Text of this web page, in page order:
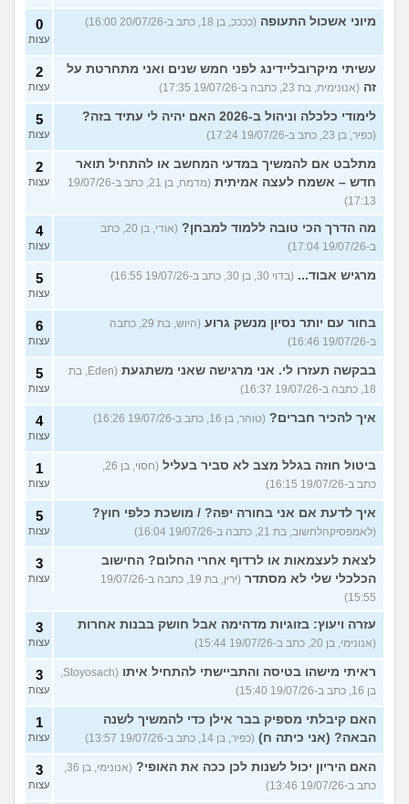
מיוני אשכול התעופה (ככככ, בן 18, כתב ב-20/07/26 16:00) 0
עצות
עשיתי מיקרובליידינג לפני חמש שנים ואני מתחרטת על
זה (אנונימית, בת 23, כתבה ב-19/07/26 17:35)
2
עצות
לימודי כלכלה וניהול ב-2026 האם יהיה לי עתיד בזה?
(כפיר, בן 23, כתב ב-19/07/26 17:24)
5
עצות
מתלבט אם להמשיך במדעי המחשב או להתחיל תואר
חדש – אשמח לעצה אמיתית
(מדמח, בן 21, כתב ב-19/07/26
17:13)
2
עצות
מה הדרך הכי טובה ללמוד למבחן?
(אודי, בן 20, כתב
ב-19/07/26 17:04)
4
עצות
מרגיש אבוד... (בדוי 30, בן 30, כתב ב-19/07/26 16:55) 5
עצות
בחור עם יותר נסיון מנשק גרוע
(היוש, בת 29, כתבה
ב-19/07/26 16:46)
6
עצות
בבקשה תעזרו לי. אני מרגישה שאני משתגעת
(Eden, בת
18, כתבה ב-19/07/26 16:37)
5
עצות
איך להכיר חברים? (טוהר, בן 16, כתב ב-19/07/26 16:26) 4
עצות
ביטול חוזה בגלל מצב לא סביר בעליל
(חסוי, בן 26,
כתב ב-19/07/26 16:15)
1
עצות
איך לדעת אם אני בחורה יפה? / מושכת כלפי חוץ?
(לאמפסיקהלחשוב, בת 21, כתבה ב-19/07/26 16:04)
5
עצות
לצאת לעצמאות או לרדוף אחרי החלום? החישוב
הכלכלי שלי לא מסתדר
(ירין, בת 19, כתבה ב-19/07/26
15:55)
3
עצות
עזרה ויעוץ: בזוגיות מדהימה אבל חושק בבנות אחרות
(אנונימי, בן 20, כתב ב-19/07/26 15:44)
3
עצות
ראיתי מישהו בטיסה והתביישתי להתחיל איתו
(Stoyosach,
בן 16, כתב ב-19/07/26 15:40)
3
עצות
האם קיבלתי מספיק בבר אילן כדי להמשיך לשנה
הבאה? (אני כיתה ח) (כפיר, בן 14, כתב ב-19/07/26 13:57)
1
עצות
האם היריון יכול לשנות לכן ככה את האופי?
(אנונימי, בן 36,
כתב ב-19/07/26 13:46)
3
עצות